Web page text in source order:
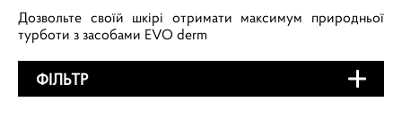
Дозвольте своїй шкірі отримати максимум природньої
турботи з засобами EVO derm
ФІЛЬТР